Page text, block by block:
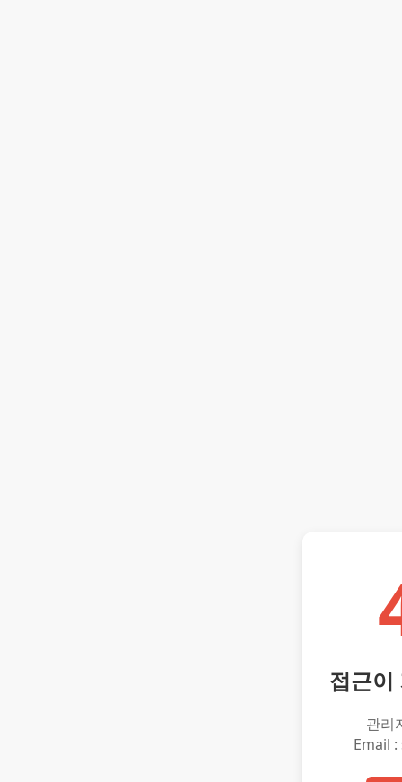
접근이
관리
Email